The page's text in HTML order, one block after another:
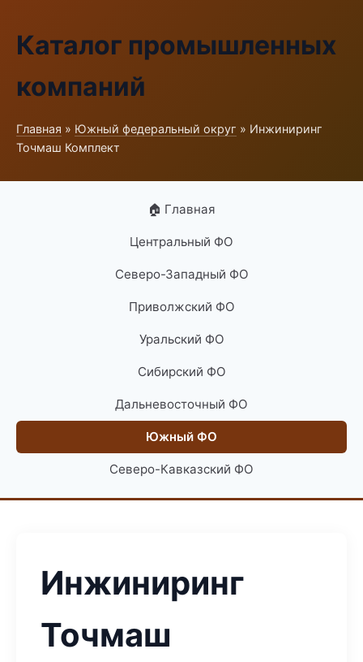
Каталог промышленных
компаний
Главная » Южный федеральный округ » Инжиниринг
Точмаш Комплект
🏠 Главная
Центральный ФО
Северо-Западный ФО
Приволжский ФО
Уральский ФО
Сибирский ФО
Дальневосточный ФО
Южный ФО
Северо-Кавказский ФО
Инжиниринг
Точмаш